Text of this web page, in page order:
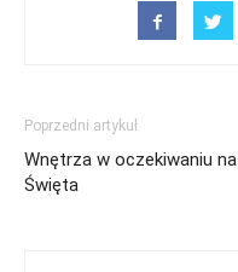
Poprzedni artykuł
Wnętrza w oczekiwaniu na
Święta